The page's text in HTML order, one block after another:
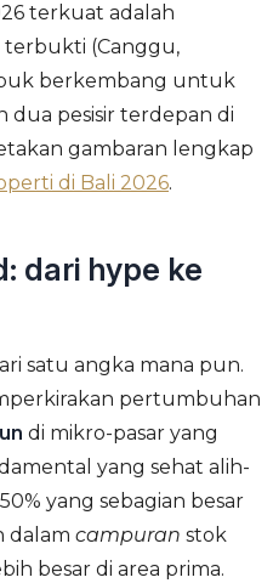
terkuat adalah
(Canggu,
berkembang untuk
pesisir terdepan di
gambaran lengkap
di Bali 2026.
dari hype ke
satu angka mana pun.
pertumbuhan
di mikro-pasar yang
yang sehat alih-
yang sebagian besar
dalam campuran stok
besar di area prima.